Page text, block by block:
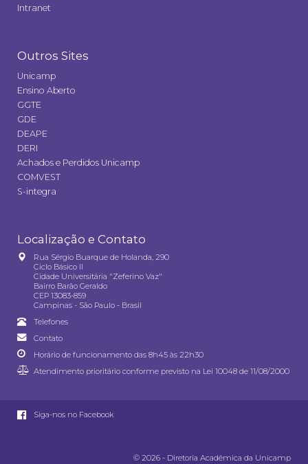
Intranet
Outros Sites
Unicamp
Ensino Aberto
GGTE
GDE
DEAPE
DERI
Achados e Perdidos Unicamp
COMVEST
S-integra
Localização e Contato
Rua Sérgio Buarque de Holanda, 290
Ciclo Básico II
Cidade Universitária "Zeferino Vaz"
Bairro Barão Geraldo
CEP 13083-859
Campinas - São Paulo - Brasil
Telefones
Contato
Horário de funcionamento das 8h45 às 22h30
Atendimento prioritário conforme previsto na Lei 10048 de 11/08/2000
Siga-nos no Facebook
© 2026 - Diretoria Acadêmica da Unicamp